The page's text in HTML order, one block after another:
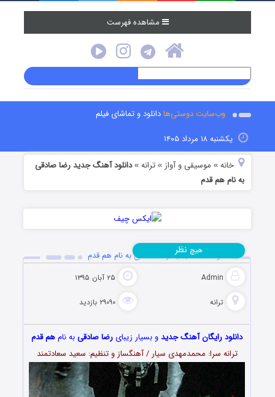
مشاهده فهرست
وب‌سایت دوستی‌هادانلود و تماشای فیلم
یکشنبه ۱۸ مرداد ۱۴۰۵
خانه » موسیقی و آواز »ترانه »دانلود آهنگ جدید رضا صادقی
به نام هم قدم
دانلود آهنگ جدید رضا صادقی به نام هم قدم
Admin ۲۵ آبان ۱۳۹۵
ترانه ۲۹۰۹۰ بازدید
هیچ نظر
دانلود رایگان آهنگ جدیدو بسیار زیبای رضا صادقیبه نامهم قدم
ترانه سرا: محمدمهدی سیار / آهنگساز و تنظیم: سعید سعادتمند